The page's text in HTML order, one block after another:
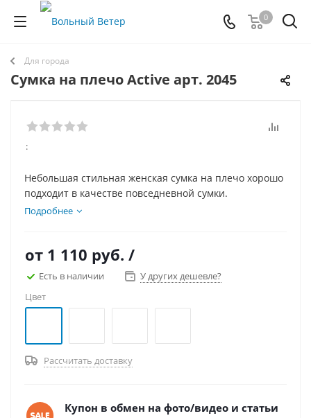
0
Для города
Cумка на плечо Active арт. 2045
:
Небольшая стильная женская сумка на плечо хорошо
подходит в качестве повседневной сумки.
Подробнее
от 1 110 руб. /
Есть в наличии
У других дешевле?
Цвет
Рассчитать доставку
Купон в обмен на фото/видео и статьи